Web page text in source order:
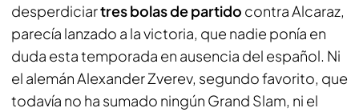
desperdiciartres bolas de partido contra Alcaraz,
parecía lanzado a la victoria, que nadie ponía en
duda esta temporada en ausencia del español. Ni
el alemán Alexander Zverev, segundo favorito, que
todavía no ha sumado ningún Grand Slam, ni el